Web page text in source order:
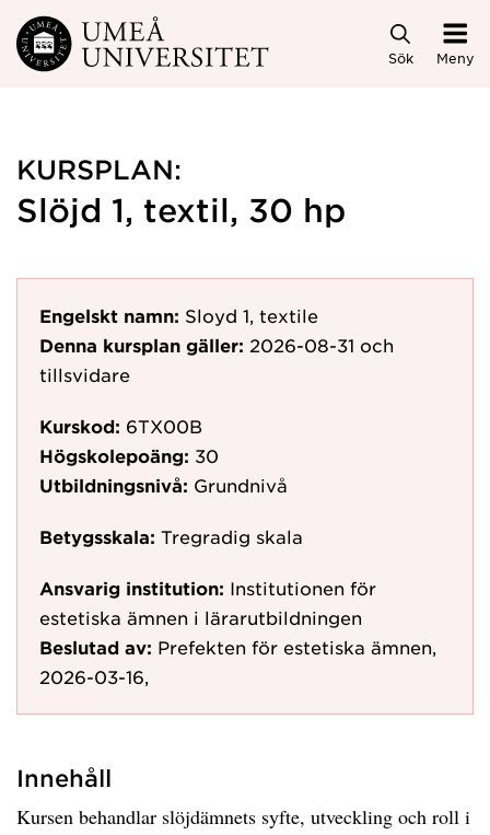
Hoppa direkt till innehållet
Sök Meny
KURSPLAN:
Slöjd 1, textil, 30 hp
Engelskt namn: Sloyd 1, textile
Denna kursplan gäller: 2026-08-31 och
tillsvidare
Kurskod: 6TX00B
Högskolepoäng: 30
Utbildningsnivå: Grundnivå
Betygsskala: Tregradig skala
Ansvarig institution: Institutionen för
estetiska ämnen i lärarutbildningen
Beslutad av: Prefekten för estetiska ämnen,
2026-03-16,
Innehåll
Kursen behandlar slöjdämnets syfte, utveckling och roll i